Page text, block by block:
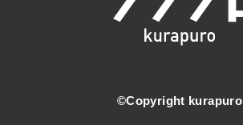
©️Copyright kurapuro